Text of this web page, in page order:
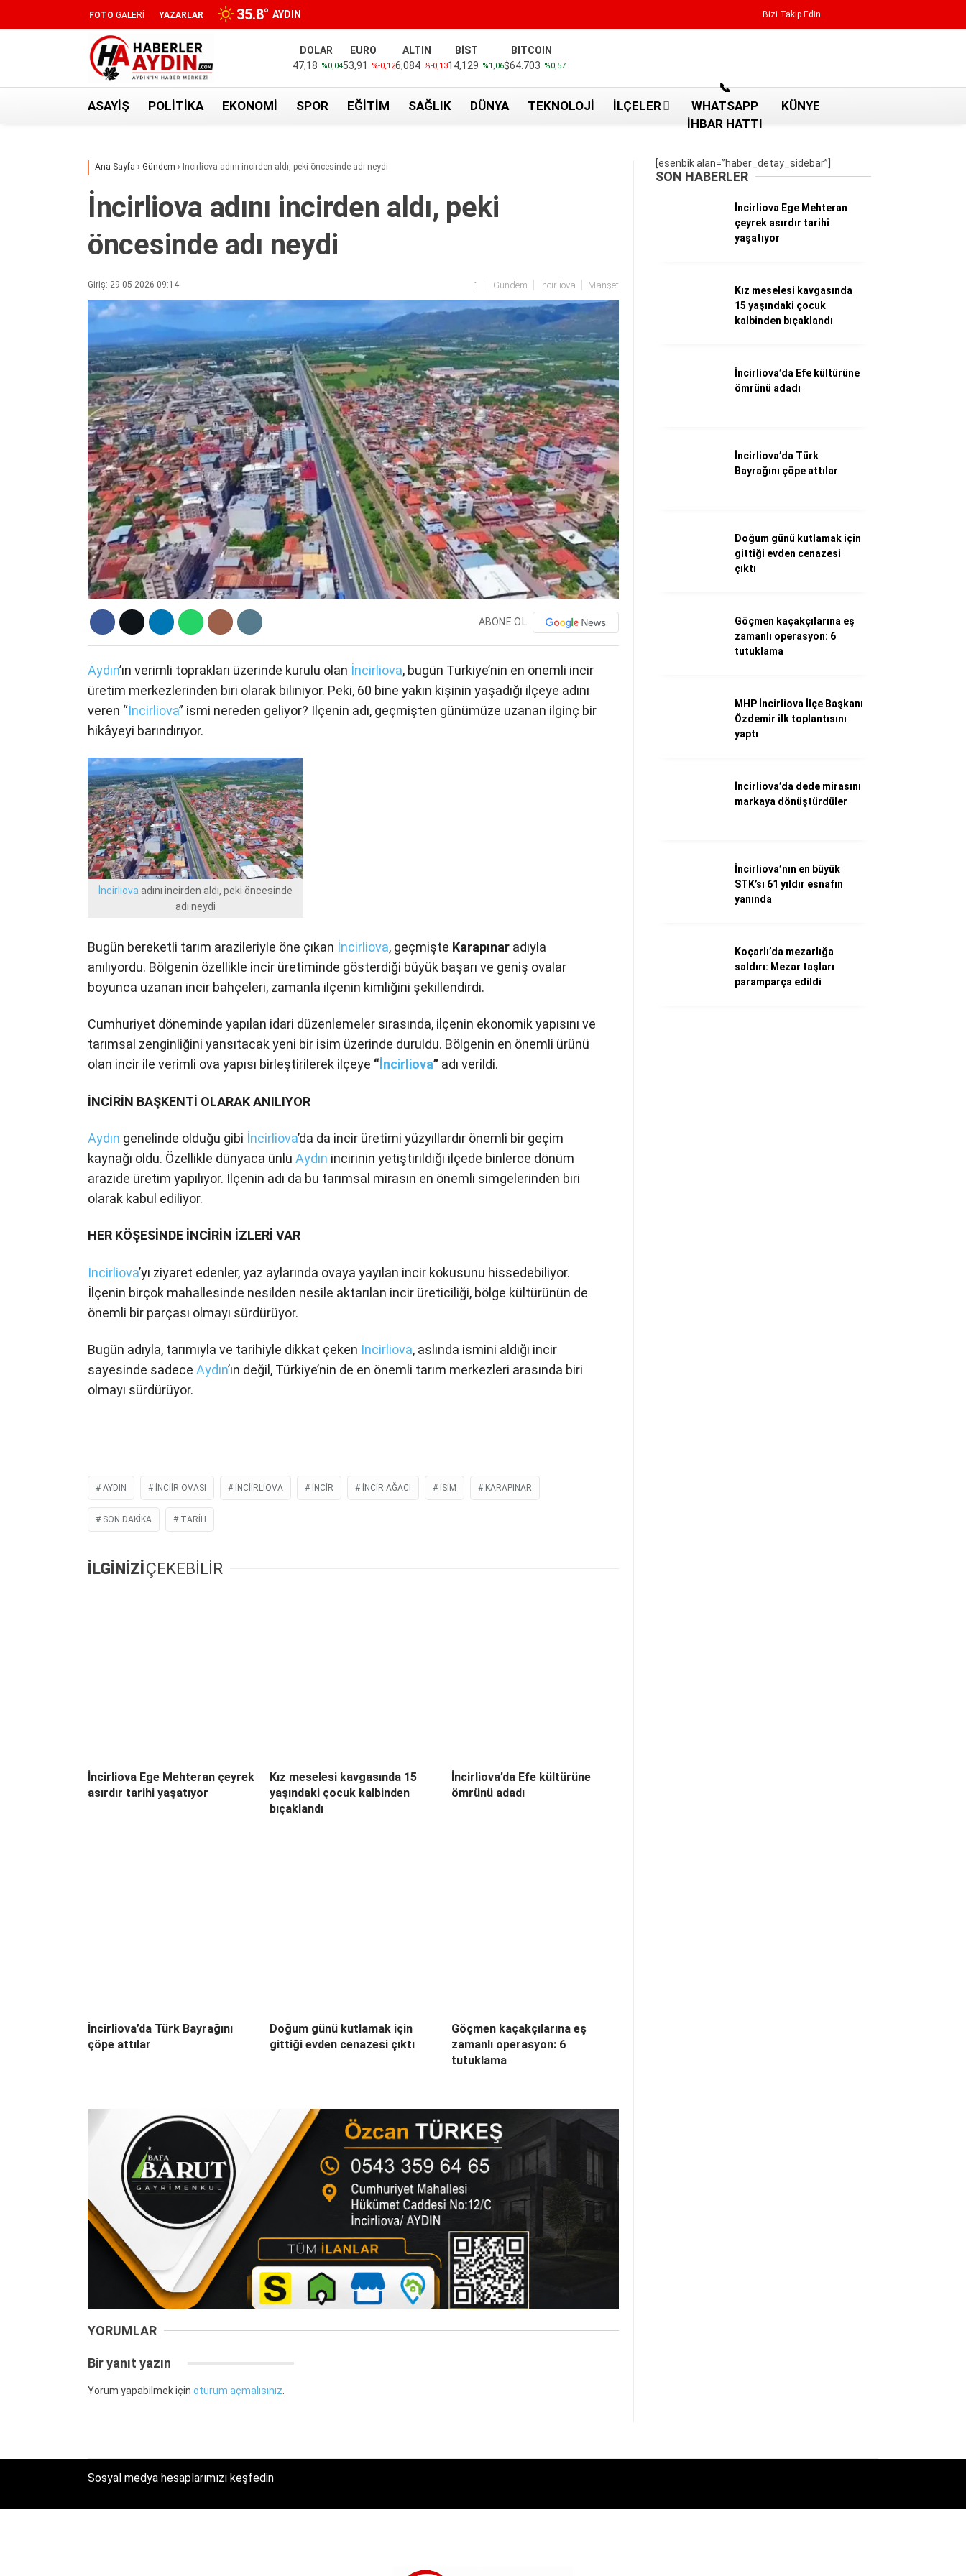
Aydın Haberleri
Aydın nöbetçi eczaneler
Aydın Sinema salonları
İletişim
Instagram
FOTO GALERİ YAZARLAR 35.8° AYDIN Bizi Takip Edin
DOLAR
47,18 %0,04
EURO
53,91
%-0,12
ALTIN
6,084 %-0,13
BİST
14,129 %1,06
BITCOIN
$64.703 %0,57
ASAYIŞ POLITIKA EKONOMI SPOR EĞITIM SAĞLIK DÜNYA TEKNOLOJI İLÇELER
📞
WHATSAPP
İHBAR HATTI
KÜNYE
Ana Sayfa › Gündem › İncirliova adını incirden aldı, peki öncesinde adı neydi
İncirliova adını incirden aldı, peki
öncesinde adı neydi
Giriş: 29-05-2026 09:14 1 Gündem İncirliova Manşet
ABONE OL
Aydın’ın verimli toprakları üzerinde kurulu olan İncirliova, bugün Türkiye’nin en önemli incir
üretim merkezlerinden biri olarak biliniyor. Peki, 60 bine yakın kişinin yaşadığı ilçeye adını
veren “İncirliova” ismi nereden geliyor? İlçenin adı, geçmişten günümüze uzanan ilginç bir
hikâyeyi barındırıyor.
İncirliova adını incirden aldı, peki öncesinde
adı neydi
Bugün bereketli tarım arazileriyle öne çıkan İncirliova, geçmişte Karapınar adıyla
anılıyordu. Bölgenin özellikle incir üretiminde gösterdiği büyük başarı ve geniş ovalar
boyunca uzanan incir bahçeleri, zamanla ilçenin kimliğini şekillendirdi.
Cumhuriyet döneminde yapılan idari düzenlemeler sırasında, ilçenin ekonomik yapısını ve
tarımsal zenginliğini yansıtacak yeni bir isim üzerinde duruldu. Bölgenin en önemli ürünü
olan incir ile verimli ova yapısı birleştirilerek ilçeye “İncirliova” adı verildi.
İNCİRİN BAŞKENTİ OLARAK ANILIYOR
Aydın genelinde olduğu gibi İncirliova’da da incir üretimi yüzyıllardır önemli bir geçim
kaynağı oldu. Özellikle dünyaca ünlü Aydın incirinin yetiştirildiği ilçede binlerce dönüm
arazide üretim yapılıyor. İlçenin adı da bu tarımsal mirasın en önemli simgelerinden biri
olarak kabul ediliyor.
HER KÖŞESİNDE İNCİRİN İZLERİ VAR
İncirliova’yı ziyaret edenler, yaz aylarında ovaya yayılan incir kokusunu hissedebiliyor.
İlçenin birçok mahallesinde nesilden nesile aktarılan incir üreticiliği, bölge kültürünün de
önemli bir parçası olmayı sürdürüyor.
Bugün adıyla, tarımıyla ve tarihiyle dikkat çeken İncirliova, aslında ismini aldığı incir
sayesinde sadece Aydın’ın değil, Türkiye’nin de en önemli tarım merkezleri arasında biri
olmayı sürdürüyor.
AYDIN INCIIR OVASI INCIIRLIOVA INCIR INCIR AĞACI ISIM KARAPINAR
SON DAKIKA TARIH
İLGİNİZİÇEKEBİLİR
İncirliova Ege Mehteran çeyrek
asırdır tarihi yaşatıyor
Kız meselesi kavgasında 15
yaşındaki çocuk kalbinden
bıçaklandı
İncirliova’da Efe kültürüne
ömrünü adadı
İncirliova’da Türk Bayrağını
çöpe attılar
Doğum günü kutlamak için
gittiği evden cenazesi çıktı
Göçmen kaçakçılarına eş
zamanlı operasyon: 6
tutuklama
YORUMLAR
Bir yanıt yazın
Yorum yapabilmek için oturum açmalısınız
[esenbik alan=”haber_detay_sidebar”]
SON HABERLER
İncirliova Ege Mehteran
çeyrek asırdır tarihi
yaşatıyor
Kız meselesi kavgasında
15 yaşındaki çocuk
kalbinden bıçaklandı
İncirliova’da Efe kültürüne
ömrünü adadı
İncirliova’da Türk
Bayrağını çöpe attılar
Doğum günü kutlamak için
gittiği evden cenazesi
çıktı
Göçmen kaçakçılarına eş
zamanlı operasyon: 6
tutuklama
MHP İncirliova İlçe Başkanı
Özdemir ilk toplantısını
yaptı
İncirliova’da dede mirasını
markaya dönüştürdüler
İncirliova’nın en büyük
STK’sı 61 yıldır esnafın
yanında
Koçarlı’da mezarlığa
saldırı: Mezar taşları
paramparça edildi
Sosyal medya hesaplarımızı keşfedin